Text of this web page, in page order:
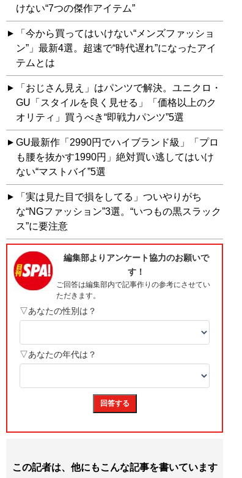
けない“7つの傑作アイテム”
「今から買ってはいけない“メンズファッショ
ン”」最新4選。超速で“時代遅れ”になったアイ
テムとは
「おじさん見え」はパンツで解決。ユニクロ・
GU「スタイルを良く見せる」「価格以上のク
オリティ」買うべき“即戦力パンツ”5選
GU最新作「2990円でハイブランド級」「プロ
も腰を抜かす1990円」絶対買い逃してはいけ
ない“マストバイ”5選
「実は見た目で損をしてる」ついやりがち
な“NGファッション”3選。“いつもの黒スラック
ス”に要注意
この記者は、他にもこんな記事を書いています